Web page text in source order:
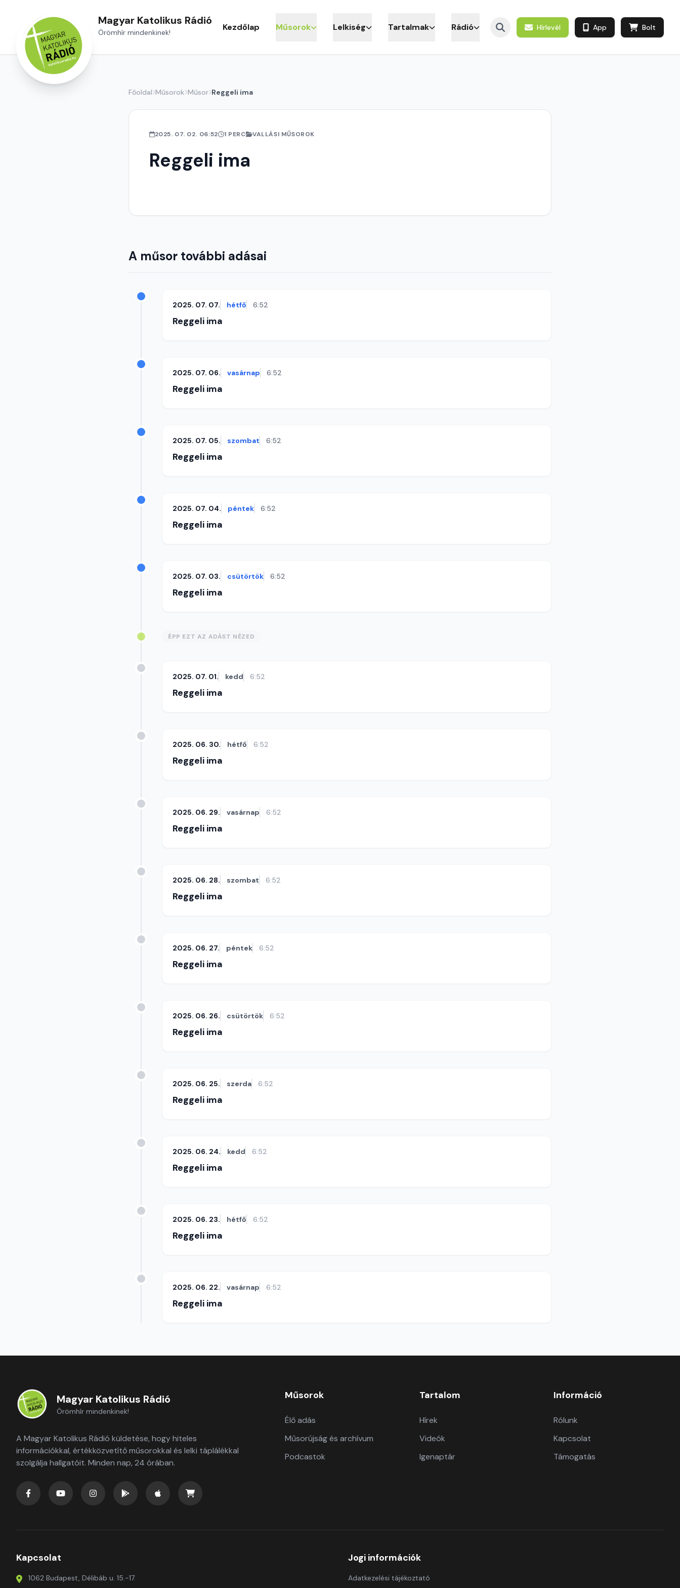
Magyar Katolikus Rádió
Örömhír mindenkinek! Kezdőlap Műsorok Lelkiség Tartalmak Rádió Hírlevél App Bolt
Főoldal Műsorok Műsor Reggeli ima
2025. 07. 02. 06:52 1 PERC VALLÁSI MŰSOROK
Reggeli ima
A műsor további adásai
2025. 07. 07. hétfő 6:52
Reggeli ima
2025. 07. 06. vasárnap 6:52
Reggeli ima
2025. 07. 05. szombat 6:52
Reggeli ima
2025. 07. 04. péntek 6:52
Reggeli ima
2025. 07. 03. csütörtök 6:52
Reggeli ima
ÉPP EZT AZ ADÁST NÉZED
2025. 07. 01. kedd 6:52
Reggeli ima
2025. 06. 30. hétfő 6:52
Reggeli ima
2025. 06. 29. vasárnap 6:52
Reggeli ima
2025. 06. 28. szombat 6:52
Reggeli ima
2025. 06. 27. péntek 6:52
Reggeli ima
2025. 06. 26. csütörtök 6:52
Reggeli ima
2025. 06. 25. szerda 6:52
Reggeli ima
2025. 06. 24. kedd 6:52
Reggeli ima
2025. 06. 23. hétfő 6:52
Reggeli ima
2025. 06. 22. vasárnap 6:52
Reggeli ima
Magyar Katolikus Rádió
Örömhír mindenkinek!
A Magyar Katolikus Rádió küldetése, hogy hiteles
információkkal, értékközvetítő műsorokkal és lelki táplálékkal
szolgálja hallgatóit. Minden nap, 24 órában.
Műsorok
Élő adás
Műsorújság és archívum
Podcastok
Tartalom
Hírek
Videók
Igenaptár
Információ
Rólunk
Kapcsolat
Támogatás
Kapcsolat
1062 Budapest, Délibáb u. 15.-17.
Jogi információk
Adatkezelési tájékoztató